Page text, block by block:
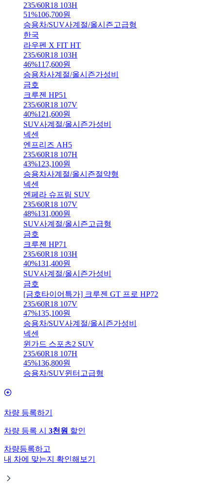
235/60R18 103H
51%106,700원
승용차/SUV사계절/올시즌고급형
한국
라우펜 X FIT HT
235/60R18 103H
46%117,600원
승용차사계절/올시즌가성비
금호
크루젠 HP51
235/60R18 107V
40%121,600원
SUV사계절/올시즌가성비
넥센
엔프리즈 AH5
235/60R18 107H
43%123,100원
승용차사계절/올시즌절약형
넥센
엔페라 슈프림 SUV
235/60R18 107V
48%131,000원
SUV사계절/올시즌고급형
금호
크루젠 HP71
235/60R18 103H
40%131,400원
SUV사계절/올시즌가성비
금호
[금호타이어특가] 크루젠 GT 프로 HP72
235/60R18 107V
47%135,100원
승용차/SUV사계절/올시즌가성비
넥센
윈가드 스포츠2 SUV
235/60R18 107H
45%136,800원
승용차/SUV윈터 고급형
차량 등록하기
차량 등록 시 3천원 할인
차량등록하고
내 차에 맞는지 확인해보기